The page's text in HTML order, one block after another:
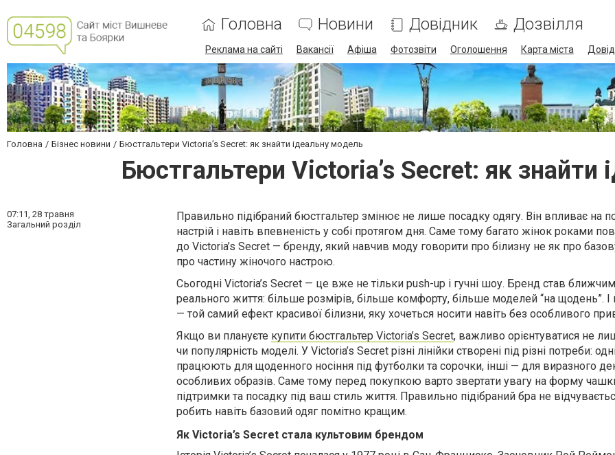
Головна Новини Довідник Дозвілля
Реклама на сайті Вакансії Афіша Фотозвіти Оголошення Карта міста
Головна Бізнес новини Бюстгальтери Victoria’s Secret: як знайти ідеальну модель
Бюстгальтери Victoria’s Secret: як знайти
07:11, 28 травня
Загальний розділ
Правильно підібраний бюстгальтер змінює не лише посадку одягу. Він впливає на
настрій і навіть впевненість у собі протягом дня. Саме тому багато жінок роками
до Victoria’s Secret — бренду, який навчив моду говорити про білизну не як про
про частину жіночого настрою.
Сьогодні Victoria’s Secret — це вже не тільки push-up і гучні шоу. Бренд став
реального життя: більше розмірів, більше комфорту, більше моделей “на щодень”. І
— той самий ефект красивої білизни, яку хочеться носити навіть без особливого
Якщо ви плануєте купити бюстгальтер Victoria’s Secret, важливо орієнтуватися не
чи популярність моделі. У Victoria’s Secret різні лінійки створені під різні потреби:
працюють для щоденного носіння під футболки та сорочки, інші — для виразного
особливих образів. Саме тому перед покупкою варто звертати увагу на форму
підтримки та посадку під ваш стиль життя. Правильно підібраний бра не
робить навіть базовий одяг помітно кращим.
Як Victoria’s Secret стала культовим брендом